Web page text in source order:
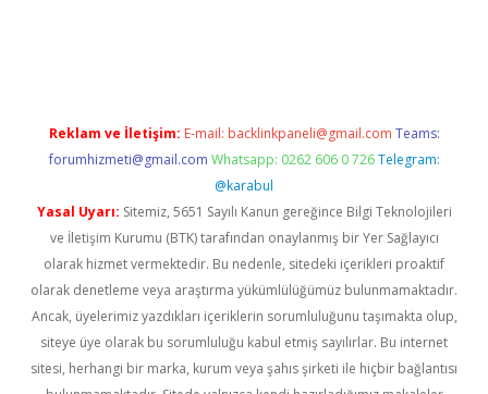
Reklam ve İletişim: E-mail: backlinkpaneli@gmail.com Teams:
forumhizmeti@gmail.com Whatsapp: 0262 606 0 726 Telegram:
@karabul
Yasal Uyarı: Sitemiz, 5651 Sayılı Kanun gereğince Bilgi Teknolojileri
ve İletişim Kurumu (BTK) tarafından onaylanmış bir Yer Sağlayıcı
olarak hizmet vermektedir. Bu nedenle, sitedeki içerikleri proaktif
olarak denetleme veya araştırma yükümlülüğümüz bulunmamaktadır.
Ancak, üyelerimiz yazdıkları içeriklerin sorumluluğunu taşımakta olup,
siteye üye olarak bu sorumluluğu kabul etmiş sayılırlar. Bu internet
sitesi, herhangi bir marka, kurum veya şahıs şirketi ile hiçbir bağlantısı